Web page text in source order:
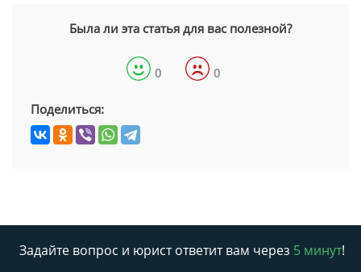
Была ли эта статья для вас полезной?
0 0
Поделиться:
Задайте вопрос и юрист ответит вам через 5 минут!